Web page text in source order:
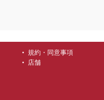
規約・同意事項
店舗